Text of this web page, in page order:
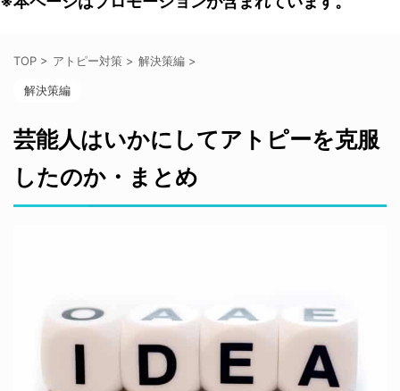
TOP > アトピー対策 > 解決策編 >
解決策編
芸能人はいかにしてアトピーを克服
したのか・まとめ